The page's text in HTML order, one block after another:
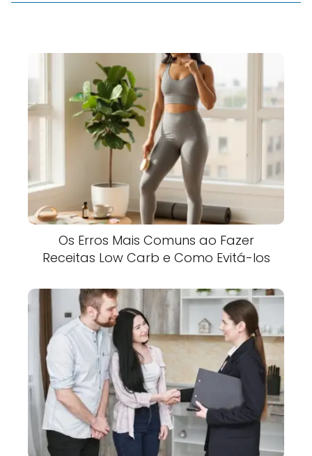
Os Erros Mais Comuns ao Fazer
Receitas Low Carb e Como Evitá-los